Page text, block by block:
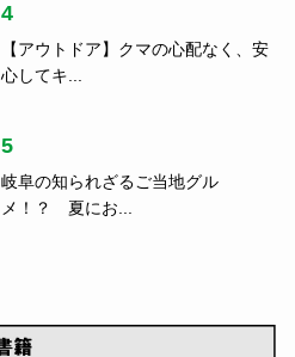
4
【アウトドア】クマの心配なく、安
心してキ...
5
岐阜の知られざるご当地グル
メ！？ 夏にお...